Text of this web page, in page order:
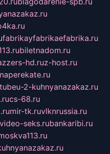
fabrikayfabrikaefabrika.ru
biletnadom.ru
hd.ruz-host.ru
naperekate.ru
2-kuhnyanazakaz.ru
cs-68.ru
mir-tk.ruvlknrussia.ru
video-seks.rubankaribi.ru